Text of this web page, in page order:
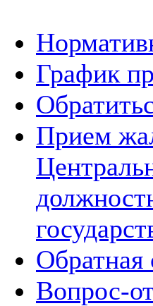
График
Прием
Обратная
Вопрос-